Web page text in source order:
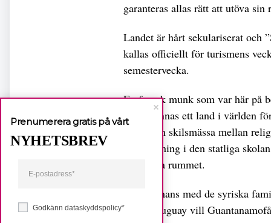
garanteras allas rätt att utöva
Landet är hårt sekulariserat och
kallas officiellt för turismens
semestervecka.
En fransk munk som var här på
kunde finnas ett land i världen
regler om skilsmässa mellan
undervisning i den statliga
offentliga rummet.
Tillsammans med de syriska
asyl i Uruguay vill
Godkänn dataskyddspolicy*
Prenumerera gratis på vårt
NYHETSBREV